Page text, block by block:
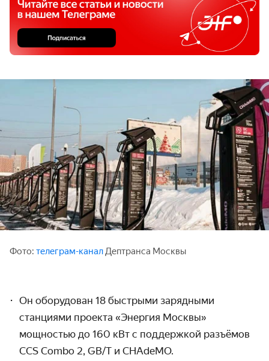
Фото: телеграм-каналДептранса Москвы
Он оборудован 18 быстрыми зарядными
станциями проекта «Энергия Москвы»
мощностью до 160 кВт с поддержкой разъёмов
CCS Combo 2, GB/T и CHAdeMO.